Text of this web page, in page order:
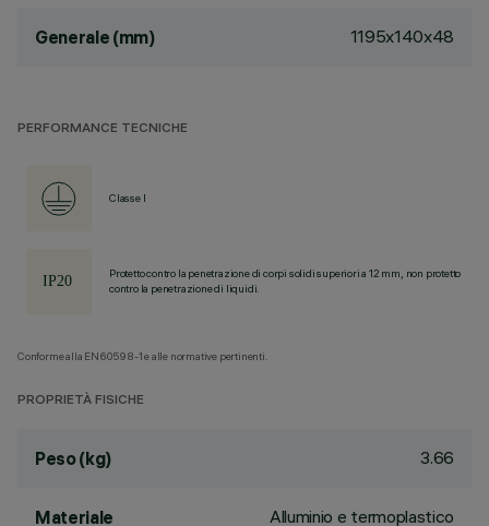
Generale (mm) 1195x140x48
PERFORMANCE TECNICHE
Classe I
Protetto contro la penetrazione di corpi solidi superiori a 12 mm, non protetto
contro la penetrazione di liquidi.
Conforme alla EN60598-1 e alle normative pertinenti.
PROPRIETÀ FISICHE
Peso (kg) 3.66
Materiale Alluminio e termoplastico